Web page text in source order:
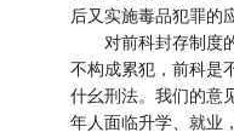
后又实施毒品犯罪的
对前科封存制度的
不构成累犯，前科是
什幺刑法。我们的意
年人面临升学、就业